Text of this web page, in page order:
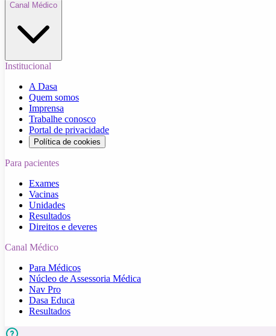
Canal Médico
Institucional
A Dasa
Quem somos
Imprensa
Trabalhe conosco
Portal de privacidade
Política de cookies
Para pacientes
Exames
Vacinas
Unidades
Resultados
Direitos e deveres
Canal Médico
Para Médicos
Núcleo de Assessoria Médica
Nav Pro
Dasa Educa
Resultados